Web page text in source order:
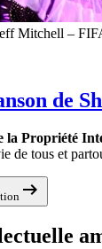
Mitchell –
de
la Propriété
de tous et
arrow_right_alt